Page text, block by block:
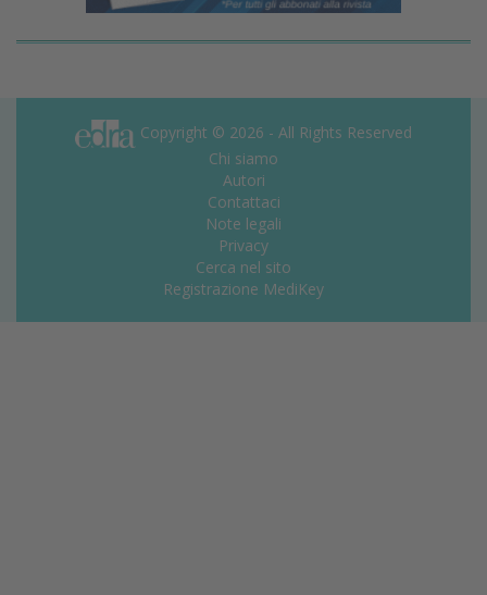
Copyright © 2026 - All Rights Reserved
Chi siamo
Autori
Contattaci
Note legali
Privacy
Cerca nel sito
Registrazione MediKey